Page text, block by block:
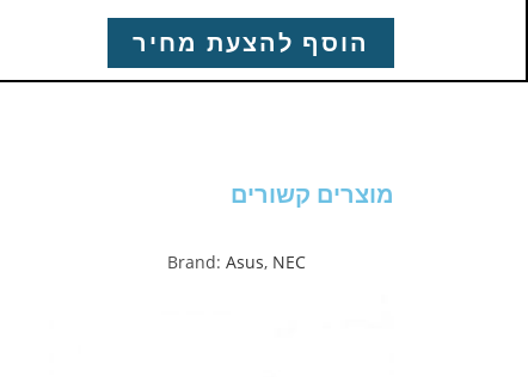
הוסף להצעת מחיר
מוצרים קשורים
Brand: Asus, NEC